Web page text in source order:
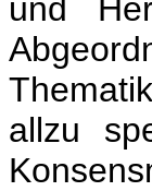
und
allzu